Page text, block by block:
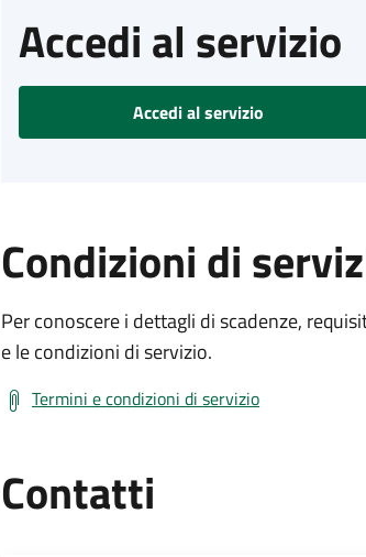
Accedi al servizio
Accedi al servizio
Condizioni di
Per conoscere i dettagli di scadenze,
e le condizioni di servizio.
Termini e condizioni di servizio
Contatti